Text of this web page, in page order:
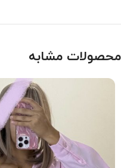
محصولات مشابه